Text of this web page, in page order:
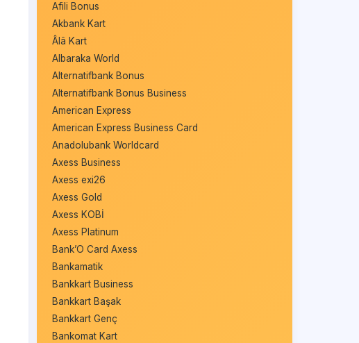
Afili Bonus
Akbank Kart
Âlâ Kart
Albaraka World
Alternatifbank Bonus
Alternatifbank Bonus Business
American Express
American Express Business Card
Anadolubank Worldcard
Axess Business
Axess exi26
Axess Gold
Axess KOBİ
Axess Platinum
Bank’O Card Axess
Bankamatik
Bankkart Business
Bankkart Başak
Bankkart Genç
Bankomat Kart